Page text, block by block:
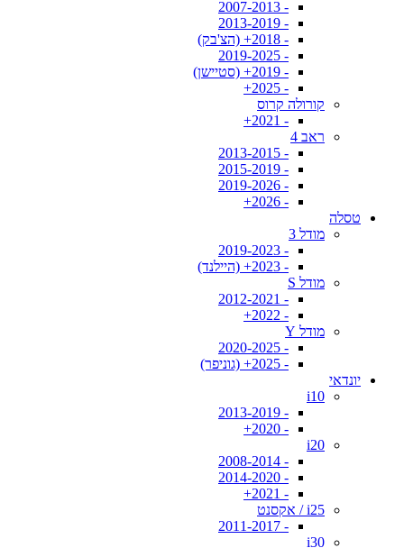
- 2007-2013
- 2013-2019
- 2018+ (הצ'בק)
- 2019-2025
- 2019+ (סטיישן)
- 2025+
קורולה קרוס
- 2021+
ראב 4
- 2013-2015
- 2015-2019
- 2019-2026
- 2026+
טסלה
מודל 3
- 2019-2023
- 2023+ (היילנד)
מודל S
- 2012-2021
- 2022+
מודל Y
- 2020-2025
- 2025+ (גוניפר)
יונדאי
i10
- 2013-2019
- 2020+
i20
- 2008-2014
- 2014-2020
- 2021+
i25 / אקסנט
- 2011-2017
i30